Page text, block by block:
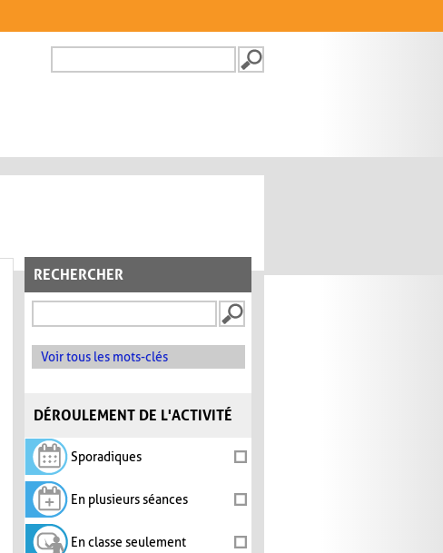
FORMULAIRE DE
RECHERCHER
Voir tous les mots-clés
DÉROULEMENT DE L'ACTIVITÉ
Sporadiques
En plusieurs séances
En classe seulement